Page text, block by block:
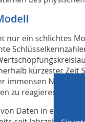
nur ein schlichtes
kürzester Zeit
immensen
zu reagieren, bevor
Daten in einer